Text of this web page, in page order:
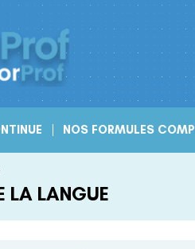
NOS FORMULES
LA LANGUE